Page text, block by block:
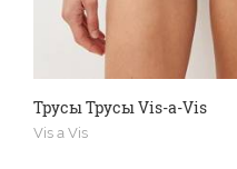
Трусы Трусы Vis-a-Vis
Vis a Vis